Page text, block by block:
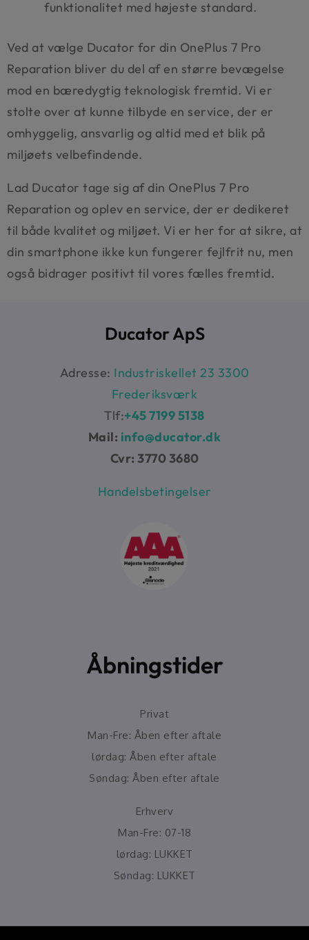
funktionalitet med højeste standard.
Ved at vælge Ducator for din OnePlus 7 Pro
Reparation bliver du del af en større bevægelse
mod en bæredygtig teknologisk fremtid. Vi er
stolte over at kunne tilbyde en service, der er
omhyggelig, ansvarlig og altid med et blik på
miljøets velbefindende.
Lad Ducator tage sig af din OnePlus 7 Pro
Reparation og oplev en service, der er dedikeret
til både kvalitet og miljøet. Vi er her for at sikre, at
din smartphone ikke kun fungerer fejlfrit nu, men
også bidrager positivt til vores fælles fremtid.
Ducator ApS
Adresse: Industriskellet 23 3300
Frederiksværk
Tlf:+45 7199 5138
Mail: info@ducator.dk
Cvr: 3770 3680
Handelsbetingelser
Åbningstider
Privat
Man-Fre: Åben efter aftale
lørdag: Åben efter aftale
Søndag: Åben efter aftale
Erhverv
Man-Fre: 07-18
lørdag: LUKKET
Søndag: LUKKET